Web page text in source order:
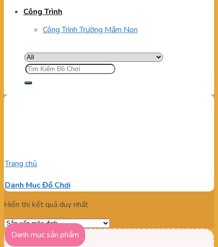
Công Trình
Công Trình Trường Mầm Non
Tìm
kiếm:
Trang chủ
Danh Mục Đồ Chơi
Hiển thị kết quả duy nhất
Danh mục sản phẩm